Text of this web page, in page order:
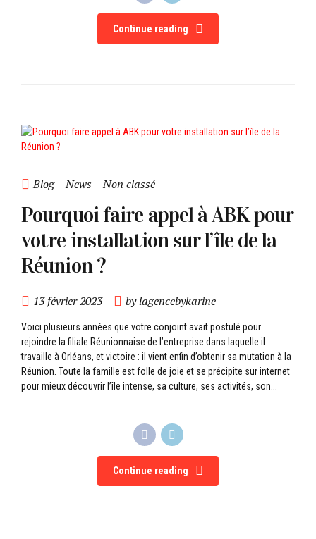
Continue reading
Blog News Non classé
Pourquoi faire appel à ABK pour
votre installation sur l’île de la
Réunion ?
13 février 2023 by lagencebykarine
Voici plusieurs années que votre conjoint avait postulé pour
rejoindre la filiale Réunionnaise de l’entreprise dans laquelle il
travaille à Orléans, et victoire : il vient enfin d’obtenir sa mutation à la
Réunion. Toute la famille est folle de joie et se précipite sur internet
pour mieux découvrir l’île intense, sa culture, ses activités, son...
Continue reading